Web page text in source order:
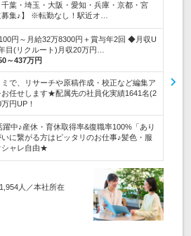
千葉・埼玉・大阪・愛知・兵庫・京都・宮
集♪】 ※転勤なし！駅近オ…
円～月給32万8300円＋賞与年2回 ◆月収U
目(リクルート)月収20万円…
～437万円
ミで、リサーチや原稿作成・校正など編集ア
お任せします★配属先の社員化実績1641名(2
円UP！
中♪産休・育休取得率&復職率100%「あり
に繋がる方はピッタリのお仕事♪髪色・服
シャレ自由★
人／本社所在